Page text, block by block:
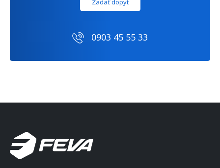
Zadať dopyt
0903 45 55 33